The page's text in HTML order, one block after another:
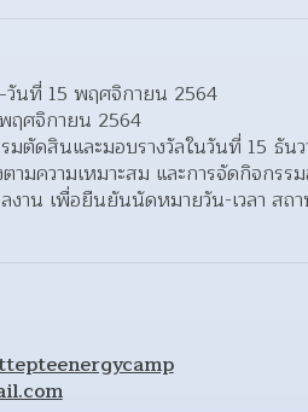
วันที่ 15 พฤศจิกายน 2564
ฤศจิกายน 2564
มตัดสินและมอบรางวัลในวันที่ 15 ธัน
ามความเหมาะสม และการจัดกิจก
งาน เพื่อยืนยันนัดหมายวัน-เวลา สถ